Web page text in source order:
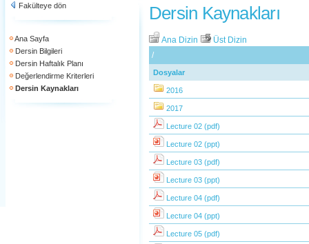
Fakülteye dön
Ana Sayfa
Dersin Bilgileri
Dersin Haftalık Planı
Değerlendirme Kriterleri
Dersin Kaynakları
Dersin Kaynakları
Ana Dizin
Üst Dizin
/
Dosyalar
2016
2017
Lecture 02 (pdf)
Lecture 02 (ppt)
Lecture 03 (pdf)
Lecture 03 (ppt)
Lecture 04 (pdf)
Lecture 04 (ppt)
Lecture 05 (pdf)